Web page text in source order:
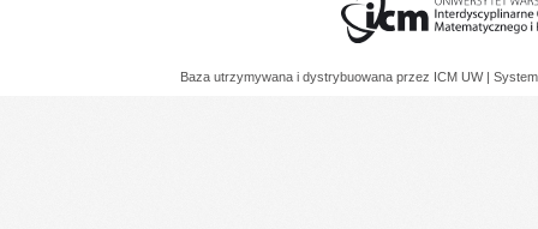
Baza utrzymywana i dystrybuowana przez ICM UW |